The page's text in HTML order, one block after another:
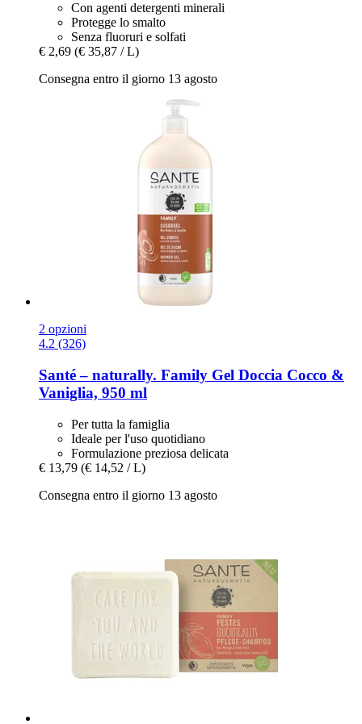
Con agenti detergenti minerali
Protegge lo smalto
Senza fluoruri e solfati
€ 2,69 (€ 35,87 / L)
Consegna entro il giorno 13 agosto
2 opzioni
4.2 (326)
Santé – naturally. Family Gel Doccia Cocco &
Vaniglia, 950 ml
Per tutta la famiglia
Ideale per l'uso quotidiano
Formulazione preziosa delicata
€ 13,79 (€ 14,52 / L)
Consegna entro il giorno 13 agosto